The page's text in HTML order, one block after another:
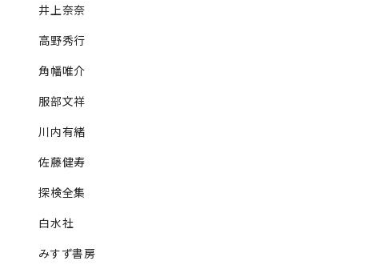
井上奈奈
高野秀行
角幡唯介
服部文祥
川内有緒
佐藤健寿
探検全集
白水社
みすず書房